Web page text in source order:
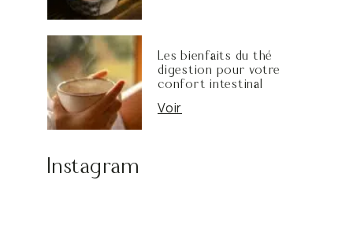
Les bienfaits du thé
digestion pour votre
confort intestinal
Voir
Instagram